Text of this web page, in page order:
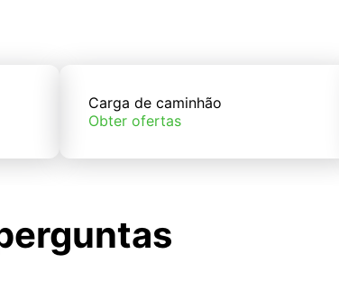
Carga de caminhão
Obter ofertas